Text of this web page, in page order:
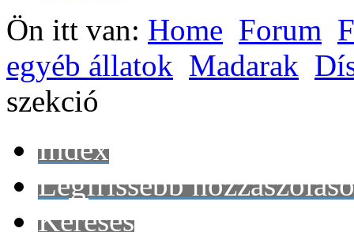
Ön itt van: Home Forum
egyéb állatok Madarak
szekció
Index
Legfrissebb
Keresés